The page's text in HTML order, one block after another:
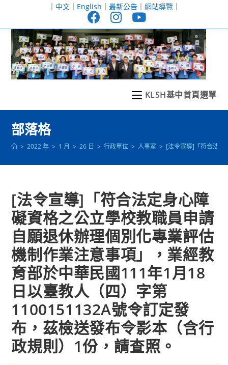
至
｜ 中文｜ English ｜ 最新公告｜ 網站導覽｜
KLSH基中首頁選單
部落格
> 2022 年 > 1 月 > 26 日 > 行政單位 > 人事室 > [法令宣導]「符合法定
[法令宣導]「符合法定身心障
礙資格之公立學校教職員申請
自願退休辦理個別化專業評估
機制作業注意事項」，業經教
育部於中華民國111年1月18
日以臺教人（四）字第
1100151132A號令訂定發
布，茲檢送發布令影本（含行
政規則）1份，請查照。